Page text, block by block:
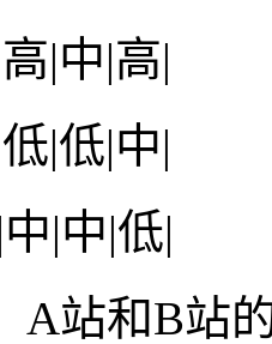
|中|高|
|低|中|
|中|低|
A站和B站